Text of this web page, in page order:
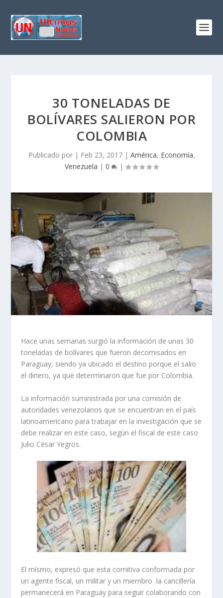
30 TONELADAS DE
BOLÍVARES SALIERON POR
COLOMBIA
Publicado por | Feb 23, 2017| América, Economía,
Venezuela | 0 |
Hace unas semanas surgió la información de unas 30
toneladas de bolívares que fueron decomisados en
Paraguay, siendo ya ubicado el destino porque el salio
el dinero, ya que determinaron que fue por Colombia.
La información suministrada por una comisión de
autoridades venezolanos que se encuentran en el país
latinoamericano para trabajar en la investigación que se
debe realizar en este caso, según el fiscal de este caso
Julio César Yegros.
El mísmo, expresó que esta comitiva conformada por
un agente fiscal, un militar y un miembro la cancillería
permanecerá en Paraguay para seguir colaborando con